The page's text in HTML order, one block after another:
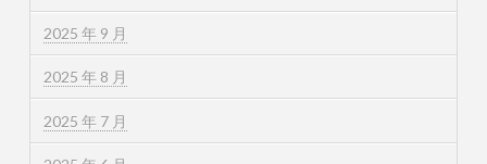
2025 年 9 月
2025 年 8 月
2025 年 7 月